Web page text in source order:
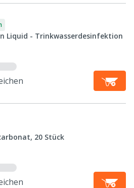
Liquid - Trinkwasserdesinfektion
20 Stück